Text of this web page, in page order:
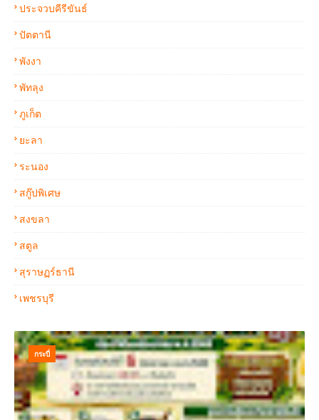
ประจวบคีรีขันธ์
ปัตตานี
พังงา
พัทลุง
ภูเก็ต
ยะลา
ระนอง
สกู๊ปพิเศษ
สงขลา
สตูล
สุราษฏร์ธานี
เพชรบุรี
กระบี่